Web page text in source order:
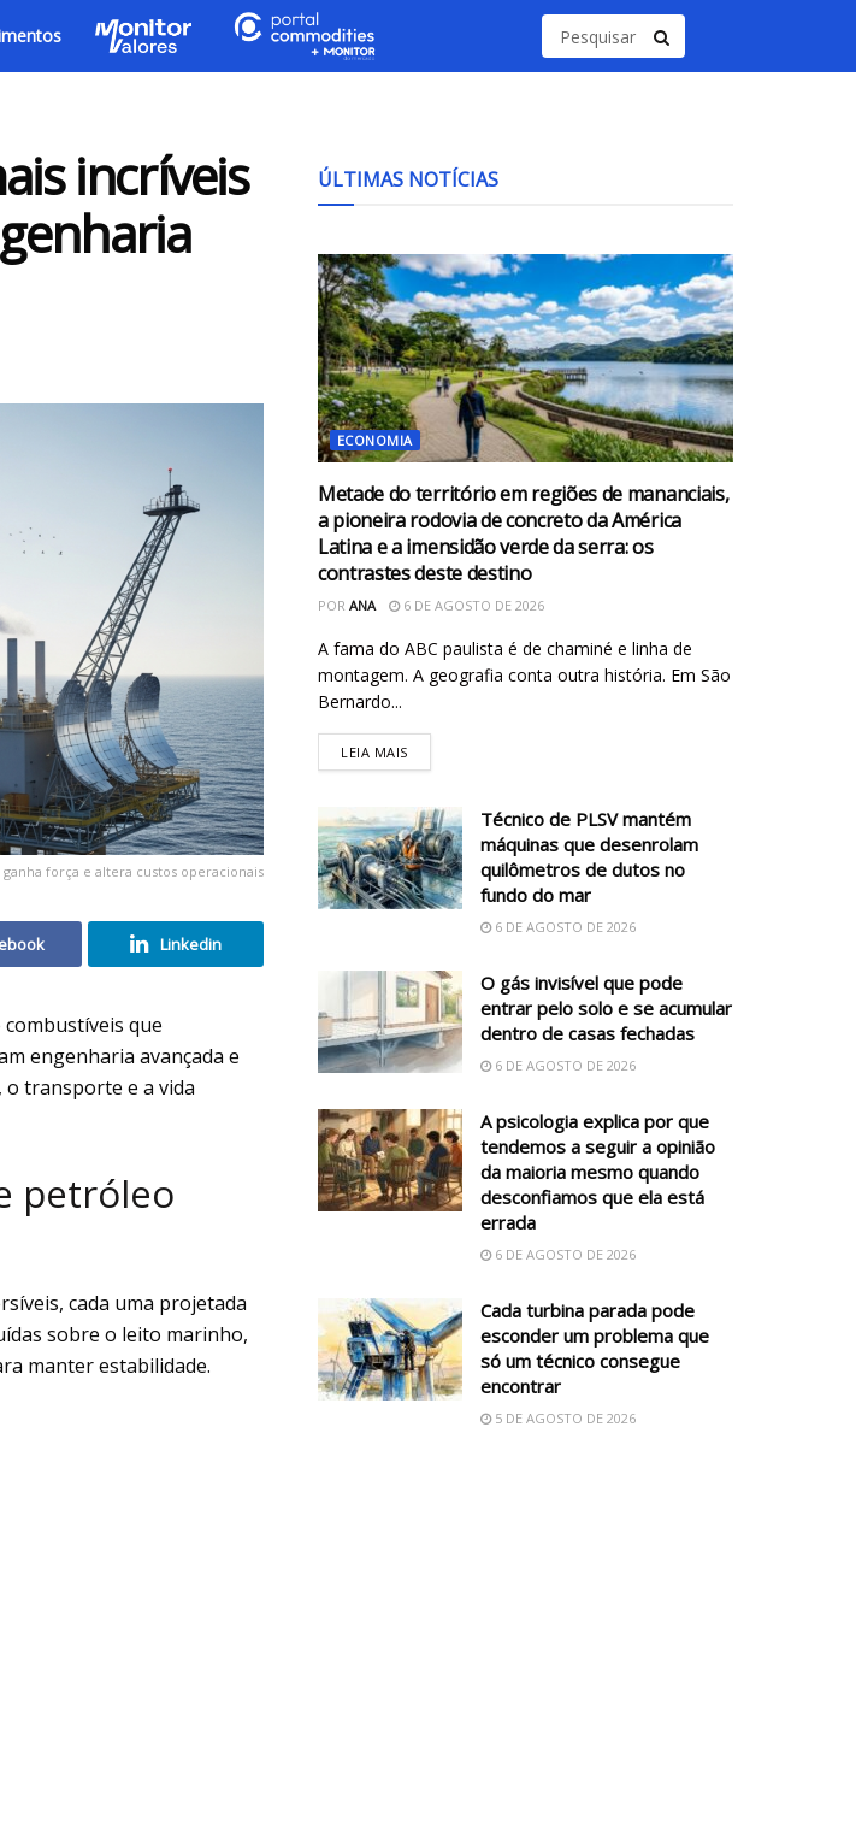
incríveis
força e altera custos operacionais
Linkedin
que
engenharia avançada e
transporte e a vida
petróleo
cada uma projetada
sobre o leito marinho,
manter estabilidade.
ÚLTIMAS NOTÍCIAS
ECONOMIA
Metade do território em regiões de mananciais,
a pioneira rodovia de concreto da América
Latina e a imensidão verde da serra: os
contrastes deste destino
POR ANA 6 DE AGOSTO DE 2026
A fama do ABC paulista é de chaminé e linha de
montagem. A geografia conta outra história. Em São
Bernardo...
LEIA MAIS
Técnico de PLSV mantém
máquinas que desenrolam
quilômetros de dutos no
fundo do mar
6 DE AGOSTO DE 2026
O gás invisível que pode
entrar pelo solo e se acumular
dentro de casas fechadas
6 DE AGOSTO DE 2026
A psicologia explica por que
tendemos a seguir a opinião
da maioria mesmo quando
desconfiamos que ela está
errada
6 DE AGOSTO DE 2026
Cada turbina parada pode
esconder um problema que
só um técnico consegue
encontrar
5 DE AGOSTO DE 2026